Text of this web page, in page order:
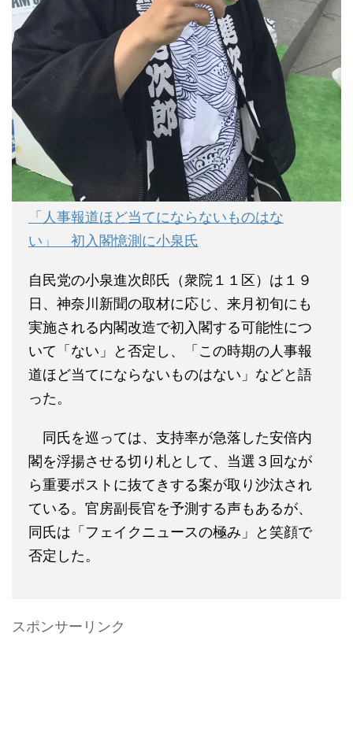
「人事報道ほど当てにならないものはな
い」 初入閣憶測に小泉氏
自民党の小泉進次郎氏（衆院１１区）は１９
日、神奈川新聞の取材に応じ、来月初旬にも
実施される内閣改造で初入閣する可能性につ
いて「ない」と否定し、「この時期の人事報
道ほど当てにならないものはない」などと語
った。
同氏を巡っては、支持率が急落した安倍内
閣を浮揚させる切り札として、当選３回なが
ら重要ポストに抜てきする案が取り沙汰され
ている。官房副長官を予測する声もあるが、
同氏は「フェイクニュースの極み」と笑顔で
否定した。
スポンサーリンク